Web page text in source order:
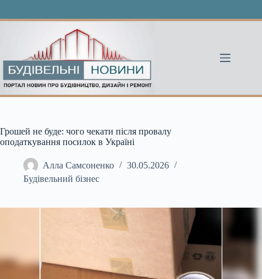
Грошей не буде: чого чекати після провалу
оподаткування посилок в Україні
Алла Самсоненко
30.05.2026
Будівельний бізнес